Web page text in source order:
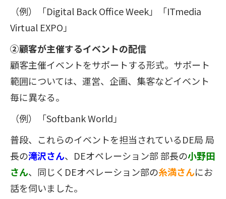
（例）「Digital Back Office Week」「ITmedia
Virtual EXPO」
②顧客が主催するイベントの配信
顧客主催イベントをサポートする形式。サポート
範囲については、運営、企画、集客などイベント
毎に異なる。
（例）「Softbank World」
普段、これらのイベントを担当されているDE局 局
長の滝沢さん、DEオペレーション部 部長の小野田
さん、同じくDEオペレーション部の糸満さんにお
話を伺いました。